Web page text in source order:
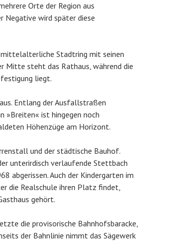
Orte der Region aus
Negative wird später diese
Stadtring mit seinen
Mitte steht das Rathaus, während die
liegt.
Entlang der Ausfallstraßen
»Breiten« ist hingegen noch
Höhenzüge am Horizont.
und der städtische Bauhof.
unterirdisch verlaufende Stettbach
abgerissen. Auch der Kindergarten im
die Realschule ihren Platz findet,
gehört.
die provisorische Bahnhofsbaracke,
der Bahnlinie nimmt das Sägewerk